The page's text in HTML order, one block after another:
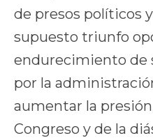
de presos políticos
supuesto triunfo
endurecimiento de
por la
aumentar la
Congreso y de la